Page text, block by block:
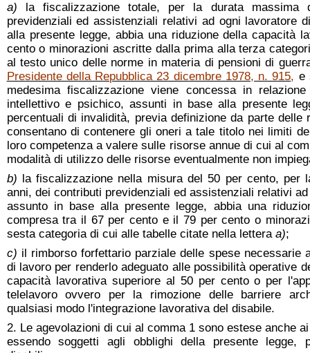
a) la fiscalizzazione totale, per la durata massima
previdenziali ed assistenziali relativi ad ogni lavoratore
alla presente legge, abbia una riduzione della capacità
cento o minorazioni ascritte dalla prima alla terza
al testo unico delle norme in materia di pensioni di
Presidente della Repubblica 23 dicembre 1978, n. 915, e
medesima fiscalizzazione viene concessa in
intellettivo e psichico, assunti in base alla presente
percentuali di invalidità, previa definizione da parte delle
consentano di contenere gli oneri a tale titolo nei limiti
loro competenza a valere sulle risorse annue di cui al
modalità di utilizzo delle risorse eventualmente non
b) la fiscalizzazione nella misura del 50 per cento, per
anni, dei contributi previdenziali ed assistenziali relativi
assunto in base alla presente legge, abbia una
compresa tra il 67 per cento e il 79 per cento o
sesta categoria di cui alle tabelle citate nella lettera a);
c) il rimborso forfettario parziale delle spese necessarie
di lavoro per renderlo adeguato alle possibilità operative
capacità lavorativa superiore al 50 per cento o per
telelavoro ovvero per la rimozione delle barriere
qualsiasi modo l'integrazione lavorativa del disabile.
2. Le agevolazioni di cui al comma 1 sono estese anche
essendo soggetti agli obblighi della presente legge,